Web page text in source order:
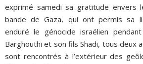
exprimé samedi sa gratitude envers
bande de Gaza, qui ont permis sa
enduré le génocide israélien pendant
Barghouthi et son fils Shadi, tous deux
sont rencontrés à l’extérieur des